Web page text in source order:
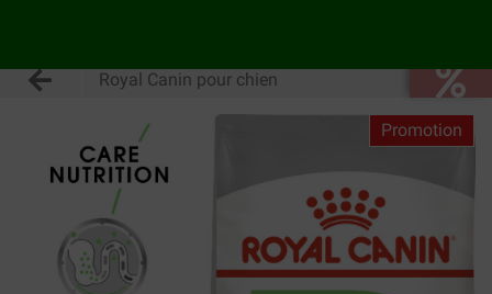
Royal Canin pour chien
Promotion